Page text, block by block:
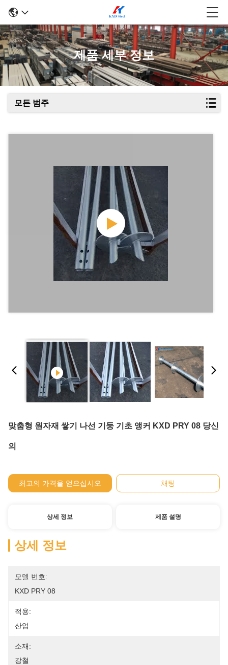
제품 세부 정보
모든 범주
맞춤형 원자재 쌓기 나선 기둥 기초 앵커 KXD PRY 08 당신
의
최고의 가격을 얻으십시오 채팅
상세 정보 제품 설명
상세 정보
모델 번호:
KXD PRY 08
적용:
산업
소재:
강철